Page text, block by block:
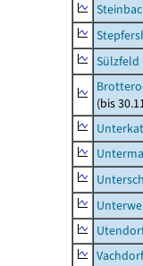
Sülzfeld
(bis
Vachdorf